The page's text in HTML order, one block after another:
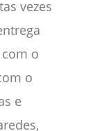
vezes
o
o
e